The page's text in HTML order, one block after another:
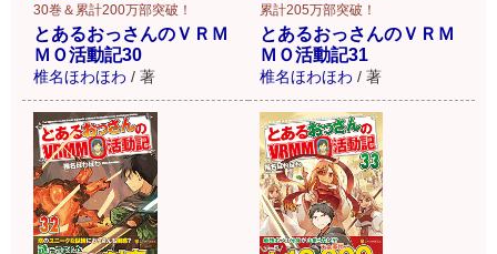
30巻＆累計200万部突破！
とあるおっさんのＶＲＭ
ＭＯ活動記30
椎名ほわほわ / 著
累計205万部突破！
とあるおっさんのＶＲＭ
ＭＯ活動記31
椎名ほわほわ / 著